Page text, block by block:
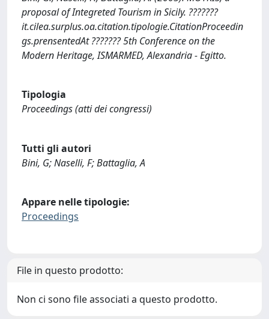
proposal of Integreted Tourism in Sicily. ???????
it.cilea.surplus.oa.citation.tipologie.CitationProceedin
gs.prensentedAt ??????? 5th Conference on the
Modern Heritage, ISMARMED, Alexandria - Egitto.
Tipologia
Proceedings (atti dei congressi)
Tutti gli autori
Bini, G; Naselli, F; Battaglia, A
Appare nelle tipologie:
Proceedings
File in questo prodotto:
Non ci sono file associati a questo prodotto.